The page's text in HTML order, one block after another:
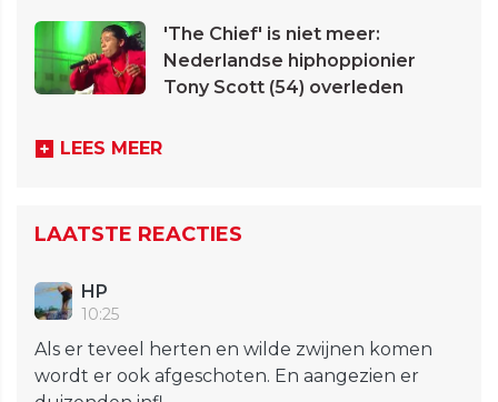
'The Chief' is niet meer:
Nederlandse hiphoppionier
Tony Scott (54) overleden
LEES MEER
LAATSTE REACTIES
HP
10:25
Als er teveel herten en wilde zwijnen komen
wordt er ook afgeschoten. En aangezien er